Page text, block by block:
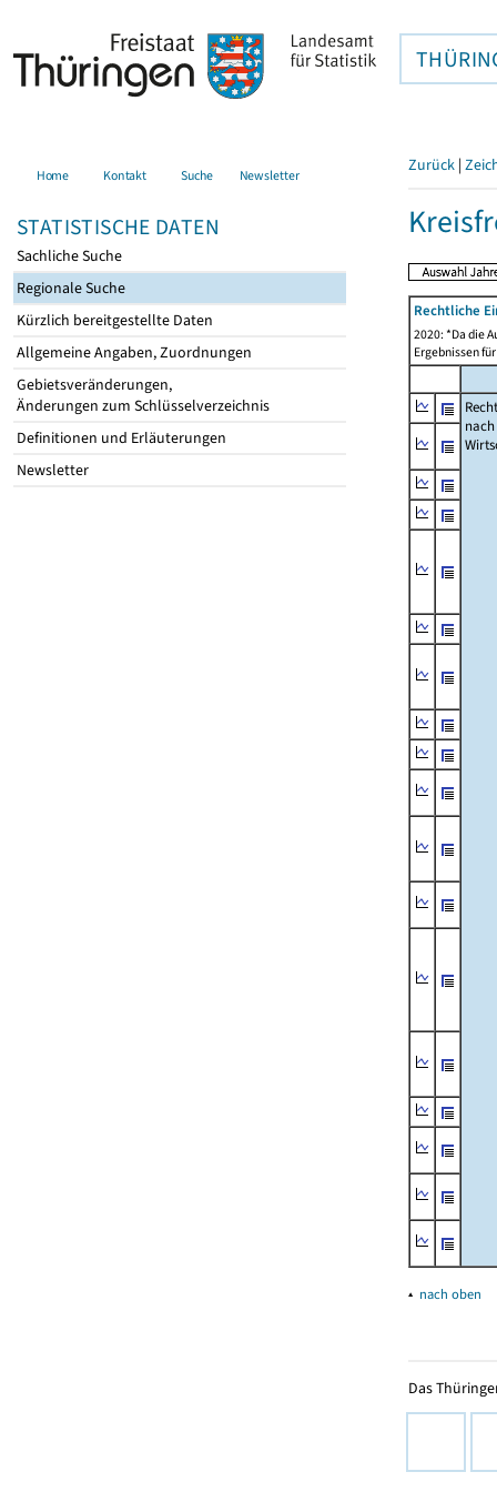
Home Kontakt Suche Newsletter
STATISTISCHE DATEN
Sachliche Suche
Regionale Suche
Kürzlich bereitgestellte Daten
Allgemeine Angaben, Zuordnungen
Gebietsveränderungen,
Änderungen zum Schlüsselverzeichnis
Definitionen und Erläuterungen
Newsletter
Zurück |
Rechtliche
2020: *Da die
Ergebnissen
▴ nach oben
Das